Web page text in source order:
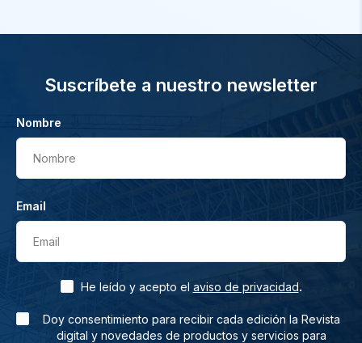
Suscríbete a nuestro newsletter
Nombre
Nombre
Email
Email
He leído y acepto el aviso de privacidad.
Doy consentimiento para recibir cada edición la Revista
digital y novedades de productos y servicios para